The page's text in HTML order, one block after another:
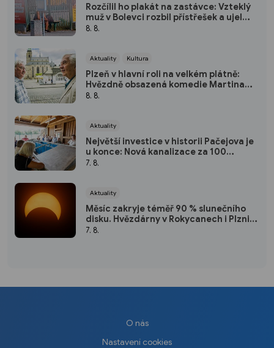
Rozčílil ho plakát na zastávce: Vzteklý
muž v Bolevci rozbil přístřešek a ujel
tramvají, strážníci ho bleskově dostihli
8. 8.
Aktuality Kultura
Plzeň v hlavní roli na velkém plátně:
Hvězdně obsazená komedie Martina
Horského se představí na bezplatné
8. 8.
Aktuality
Největší investice v historii Pačejova je
u konce: Nová kanalizace za 100
milionů korun získala kolaudaci, obec
7. 8.
Aktuality
Měsíc zakryje téměř 90 % slunečního
disku. Hvězdárny v Rokycanech i Plzni
zvou na podvečerní sledování
7. 8.
O nás
Nastavení cookies